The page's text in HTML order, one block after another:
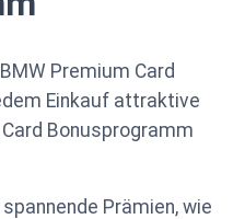
Premium Card
Einkauf attraktive
Bonusprogramm
Prämien, wie